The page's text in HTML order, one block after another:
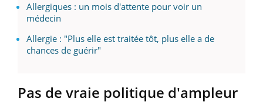
Allergiques : un mois d'attente pour voir un
médecin
Allergie : "Plus elle est traitée tôt, plus elle a de
chances de guérir"
Pas de vraie politique d'ampleur